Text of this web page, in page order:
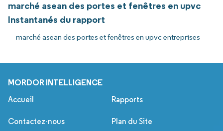
marché asean des portes et fenêtres en upvc
Instantanés du rapport
marché asean des portes et fenêtres en upvc entreprises
MORDOR INTELLIGENCE
Accueil Rapports
Contactez-nous Plan du Site